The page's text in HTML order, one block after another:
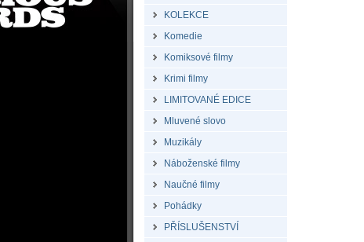
KOLEKCE
Komedie
Komiksové filmy
Krimi filmy
LIMITOVANÉ EDICE
Mluvené slovo
Muzikály
Náboženské filmy
Naučné filmy
Pohádky
PŘÍSLUŠENSTVÍ